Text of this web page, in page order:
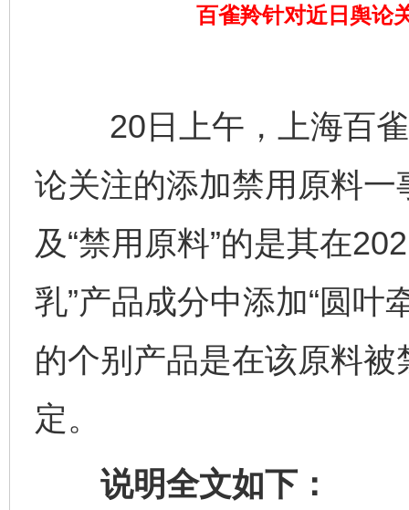
百雀羚针对近日舆论
20日上午，上海百雀
论关注的添加禁用原料
及“禁用原料”的是其在
乳”产品成分中添加“圆叶
的个别产品是在该原料
定。
说明全文如下：